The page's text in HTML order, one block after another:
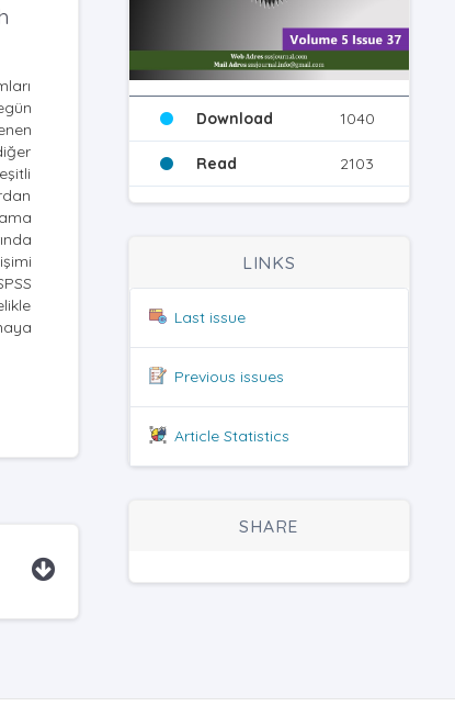
Download 1040
Read 2103
LINKS
Last issue
Previous issues
Article Statistics
SHARE